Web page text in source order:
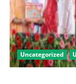
Uncategorized